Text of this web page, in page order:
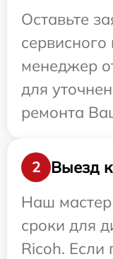
Оставьте
менеджер
для
ремонта
2
Выезд
Наш
сроки для
Ricoh. Если